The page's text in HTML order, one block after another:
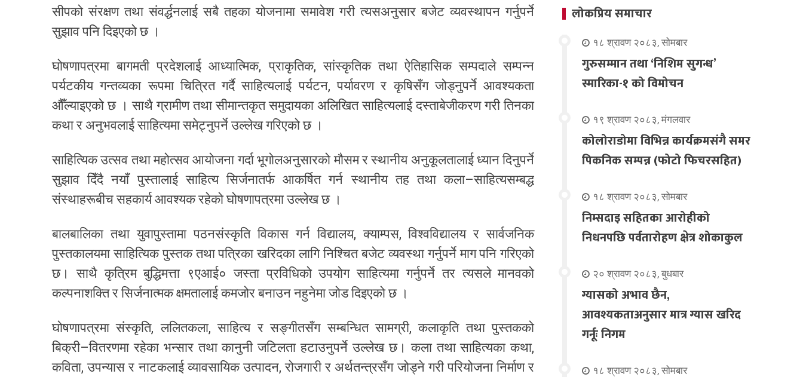
सीपको संरक्षण तथा संवर्द्धनलाई सबै तहका योजनामा समावेश गरी त्यसअनुसार बजेट व्यवस्थापन गर्नुपर्ने
सुझाव पनि दिइएको छ ।
घोषणापत्रमा बागमती प्रदेशलाई आध्यात्मिक, प्राकृतिक, सांस्कृतिक तथा ऐतिहासिक सम्पदाले सम्पन्न
पर्यटकीय गन्तव्यका रूपमा चित्रित गर्दै साहित्यलाई पर्यटन, पर्यावरण र कृषिसँग जोड्नुपर्ने आवश्यकता
औँल्याइएको छ । साथै ग्रामीण तथा सीमान्तकृत समुदायका अलिखित साहित्यलाई दस्ताबेजीकरण गरी तिनका
कथा र अनुभवलाई साहित्यमा समेट्नुपर्ने उल्लेख गरिएको छ ।
साहित्यिक उत्सव तथा महोत्सव आयोजना गर्दा भूगोलअनुसारको मौसम र स्थानीय अनुकूलतालाई ध्यान दिनुपर्ने
सुझाव दिँदै नयाँ पुस्तालाई साहित्य सिर्जनातर्फ आकर्षित गर्न स्थानीय तह तथा कला–साहित्यसम्बद्ध
संस्थाहरूबीच सहकार्य आवश्यक रहेको घोषणापत्रमा उल्लेख छ ।
बालबालिका तथा युवापुस्तामा पठनसंस्कृति विकास गर्न विद्यालय, क्याम्पस, विश्वविद्यालय र सार्वजनिक
पुस्तकालयमा साहित्यिक पुस्तक तथा पत्रिका खरिदका लागि निश्चित बजेट व्यवस्था गर्नुपर्ने माग पनि गरिएको
छ। साथै कृत्रिम बुद्धिमत्ता ९एआई० जस्ता प्रविधिको उपयोग साहित्यमा गर्नुपर्ने तर त्यसले मानवको
कल्पनाशक्ति र सिर्जनात्मक क्षमतालाई कमजोर बनाउन नहुनेमा जोड दिइएको छ ।
घोषणापत्रमा संस्कृति, ललितकला, साहित्य र सङ्गीतसँग सम्बन्धित सामग्री, कलाकृति तथा पुस्तकको
बिक्री–वितरणमा रहेका भन्सार तथा कानुनी जटिलता हटाउनुपर्ने उल्लेख छ। कला तथा साहित्यका कथा,
कविता, उपन्यास र नाटकलाई व्यावसायिक उत्पादन, रोजगारी र अर्थतन्त्रसँग जोड्ने गरी परियोजना निर्माण र
लोकप्रिय समाचार
१८ श्रावण २०८३, सोमबार
गुरुसम्मान तथा ‘निशिम सुगन्ध’
स्मारिका-१ को विमोचन
१९ श्रावण २०८३, मंगलवार
कोलोराडोमा विभिन्न कार्यक्रमसंगै समर
पिकनिक सम्पन्न (फोटो फिचरसहित)
१८ श्रावण २०८३, सोमबार
निम्सदाइ सहितका आरोहीको
निधनपछि पर्वतारोहण क्षेत्र शोकाकुल
२० श्रावण २०८३, बुधबार
ग्यासको अभाव छैन,
आवश्यकताअनुसार मात्र ग्यास खरिद
गर्नूः निगम
१८ श्रावण २०८३, सोमबार